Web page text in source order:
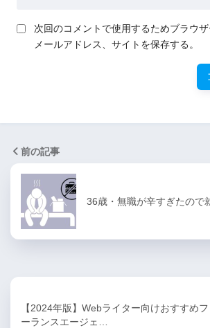
次回のコメントで使用するためブラウザ
メールアドレス、サイトを保存する。
前の記事
36歳・無職が辛すぎたので
【2024年版】Webライター向けおすすめフ
ーランスエージェ…